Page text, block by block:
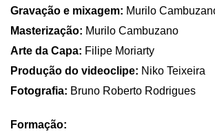
Gravação e mixagem: Murilo
Masterização: Murilo Cambuzano
Arte da Capa: Filipe Moriarty
Produção do videoclipe: Niko Teixeira
Fotografia: Bruno Roberto Rodrigues
Formação: